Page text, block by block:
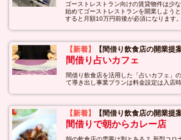
ゴーストレストラン向けの賃貸物件は少な
始めてゴーストレストランを開業しよう
すると月額10万円前後が必須になります
【新着】 【間借り飲食店の開業提
間借り占いカフェ
間借り飲食店を活用した「占いカフェ」
て導き出し事業プランは料金設定は入店時
【新着】 【間借り飲食店の開業提
間借りで朝からカレー店